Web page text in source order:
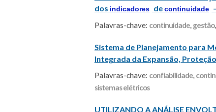
dos indicadores decontinuidade
Palavras-chave: continuidade, gestão,
Sistema de Planejamento para
Integrada da Expansão,
Palavras-chave: confiabilidade,
sistemas elétricos
UTILIZANDO A ANÁLISE